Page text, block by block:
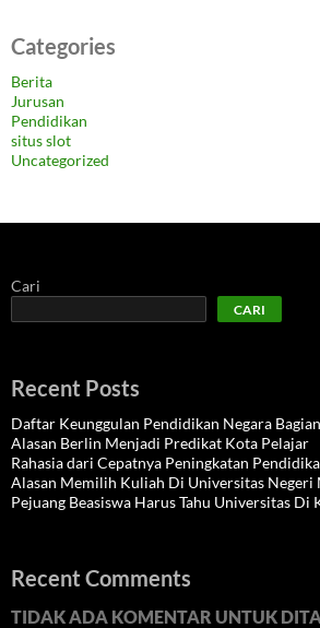
Categories
Berita
Jurusan
Pendidikan
situs slot
Uncategorized
Cari
CARI
Recent Posts
Daftar Keunggulan Pendidikan Negara
Alasan Berlin Menjadi Predikat Kota Pelajar
Rahasia dari Cepatnya Peningkatan
Alasan Memilih Kuliah Di Universitas Negeri
Pejuang Beasiswa Harus Tahu Universitas Di
Recent Comments
TIDAK ADA KOMENTAR UNTUK